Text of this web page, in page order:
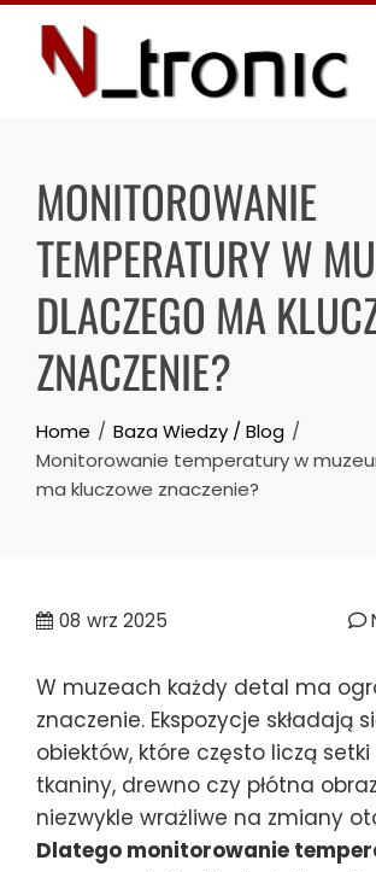
Skip
content
MONITOROWANIE
TEMPERATURY W
DLACZEGO MA
ZNACZENIE?
Home
Baza Wiedzy / Blog
Monitorowanie temperatury w
ma kluczowe znaczenie?
08 wrz 2025
W muzeach każdy detal ma
znaczenie. Ekspozycje składają
obiektów, które często liczą setki
tkaniny, drewno czy płótna
niezwykle wrażliwe na zmiany
Dlatego monitorowanie